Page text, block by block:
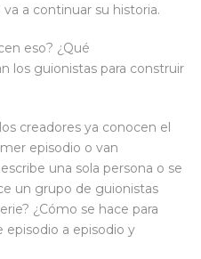
a continuar su historia.
eso? ¿Qué
los guionistas para construir
creadores ya conocen el
episodio o van
una sola persona o se
un grupo de guionistas
¿Cómo se hace para
a episodio y